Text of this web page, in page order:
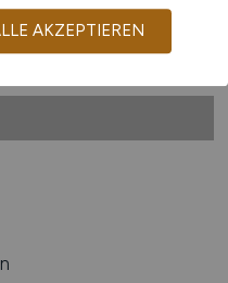
AKZEPTIEREN